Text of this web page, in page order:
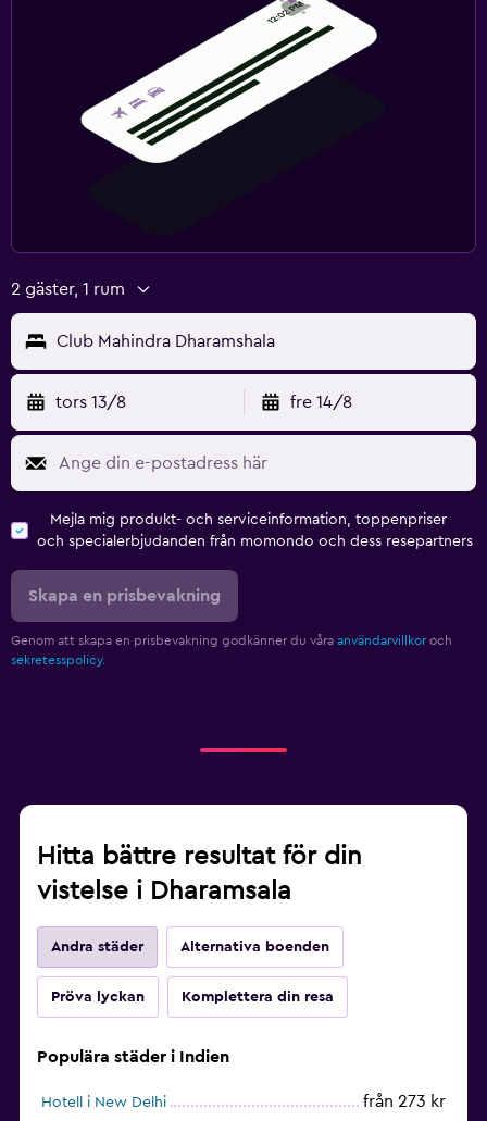
2 gäster, 1 rum
Club Mahindra Dharamshala
tors 13/8 fre 14/8
Mejla mig produkt- och serviceinformation, toppenpriser
och specialerbjudanden från momondo och dess resepartners
Skapa en prisbevakning
Genom att skapa en prisbevakning godkänner du våra användarvillkor och
sekretesspolicy.
Hitta bättre resultat för din
vistelse i Dharamsala
Andra städer Alternativa boenden
Pröva lyckan Komplettera din resa
Populära städer i Indien
Hotell i New Delhi från 273 kr